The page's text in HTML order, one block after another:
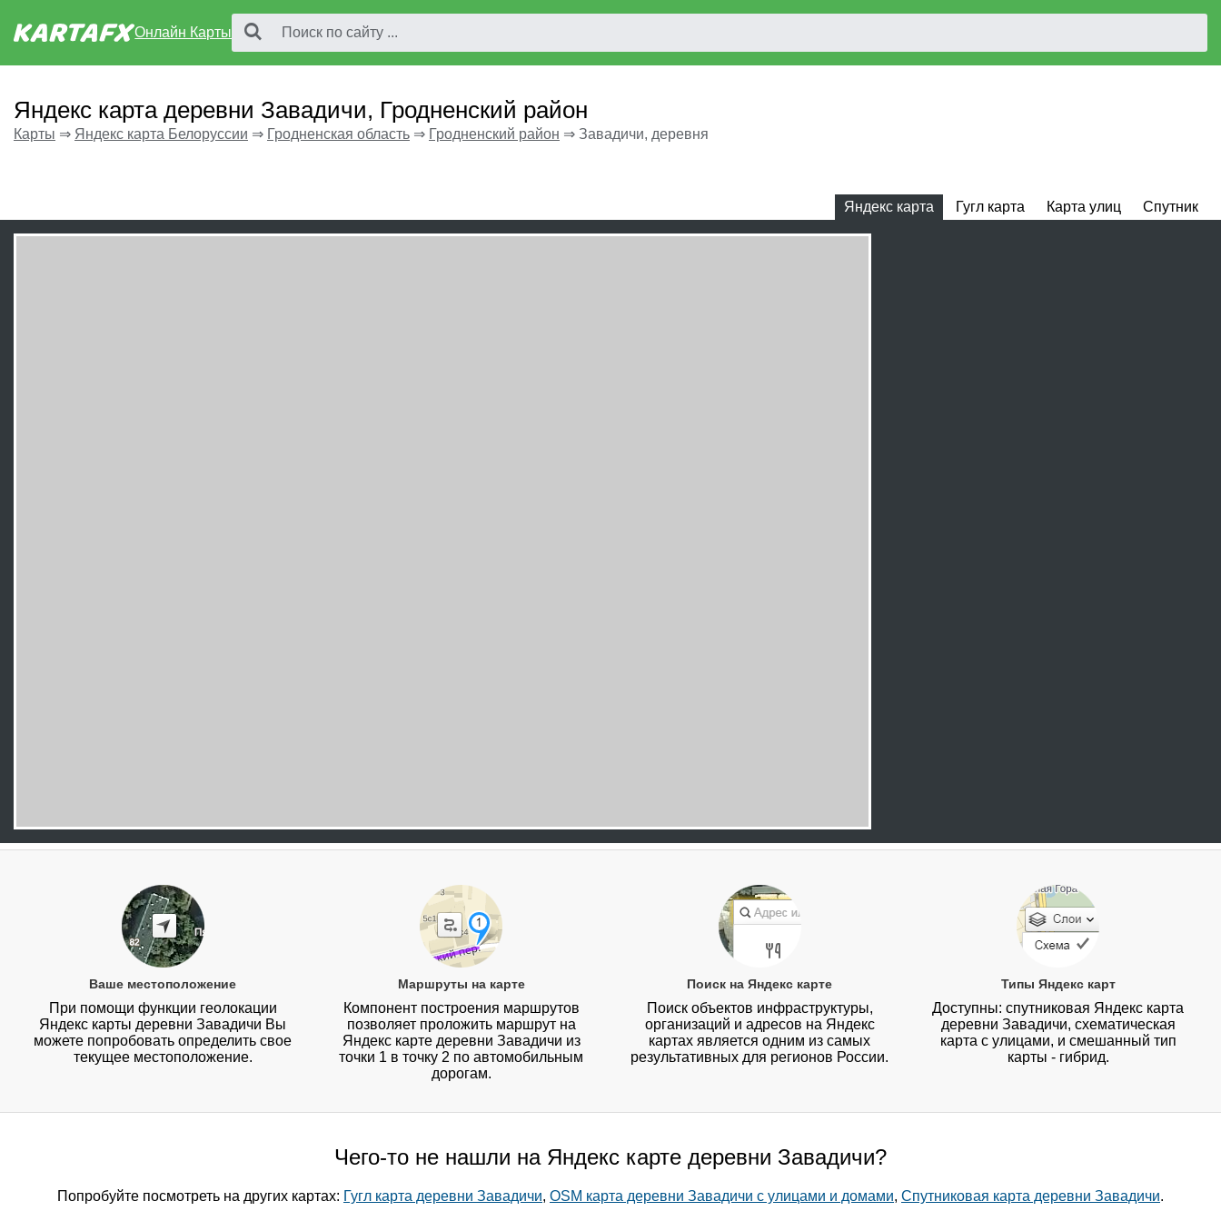
Онлайн Карты
Яндекс карта деревни Завадичи, Гродненский район
Карты ⇒ Яндекс карта Белоруссии ⇒ Гродненская область ⇒ Гродненский район ⇒ Завадичи, деревня
Яндекс карта Гугл карта Карта улиц Спутник
Ваше местоположение
При помощи функции геолокации
Яндекс карты деревни Завадичи Вы
можете попробовать определить свое
текущее местоположение.
Маршруты на карте
Компонент построения маршрутов
позволяет проложить маршрут на
Яндекс карте деревни Завадичи из
точки 1 в точку 2 по автомобильным
дорогам.
Поиск на Яндекс карте
Поиск объектов инфраструктуры,
организаций и адресов на Яндекс
картах является одним из самых
результативных для регионов России.
Типы Яндекс карт
Доступны: спутниковая Яндекс карта
деревни Завадичи, схематическая
карта с улицами, и смешанный тип
карты - гибрид.
Чего-то не нашли на Яндекс карте деревни Завадичи?
Попробуйте посмотреть на других картах: Гугл карта деревни Завадичи, OSM карта деревни Завадичи с улицами и домами, Спутниковая карта деревни Завадичи.